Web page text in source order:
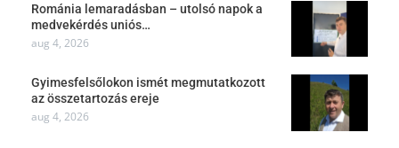
Románia lemaradásban – utolsó napok a
medvekérdés uniós…
aug 4, 2026
Gyimesfelsőlokon ismét megmutatkozott
az összetartozás ereje
aug 4, 2026